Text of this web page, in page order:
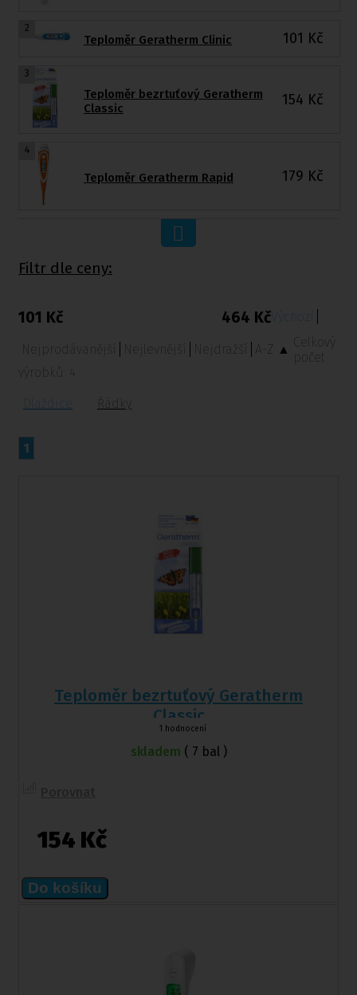
2
Teploměr Geratherm Clinic 101 Kč
3
Teploměr bezrtuťový Geratherm
Classic
154 Kč
4
Teploměr Geratherm Rapid 179 Kč
Filtr dle ceny:
101 Kč 464 KčVýchozí
Nejprodávanější Nejlevnější Nejdražší A-Z ▲
Celkový
počet
výrobků:
4
Dlaždice Řádky
1
Teploměr bezrtuťový Geratherm
Classic
1 hodnocení
skladem ( 7 bal )
154 Kč
Do košíku